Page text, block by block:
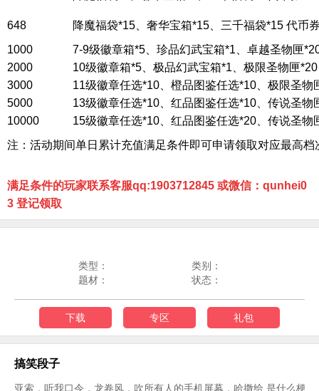
648
降魔福袋*15、奢华宝箱*15、三千福袋*15 代币
1000
7-9级徽章箱*5、珍品幻武宝箱*1、卓越圣物匣
2000
10级徽章箱*5、极品幻武宝箱*1、极限圣物匣
3000
11级徽章任选*10、橙品图鉴任选*10、极限圣物
5000
13级徽章任选*10、红品图鉴任选*10、传说圣物
10000
15级徽章任选*10、红品图鉴任选*20、传说圣物
注：活动期间单日累计充值满足条件即可申请领取对应最高
满足条件的玩家联系客服qq:1903712845 或微信：qunhei0
3 登记领取
类型：
类别：
题材：
状态：
下载 专区 礼包
搞笑段子
亚索，听我口令，龙卷风，吹所有人的手机屏幕，哈撒给 是什么梗？